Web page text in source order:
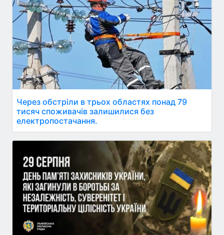
Через обстріли в трьох областях понад 79
тисяч споживачів залишилися без
електропостачання.